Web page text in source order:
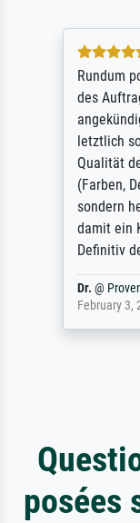
Rundum
des
letztlich
Qualität
(Farben,
sondern
damit ein
Definitiv
Dr.@
February 3,
posées